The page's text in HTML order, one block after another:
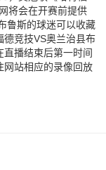
将会在开赛前提供
鲁斯的球迷可以收藏
德竞技VS奥兰治县布
播结束后第一时间
网站相应的录像回放